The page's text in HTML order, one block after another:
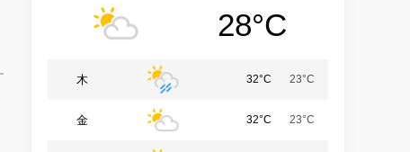
28°C
木 32°C 23°C
金 32°C 23°C